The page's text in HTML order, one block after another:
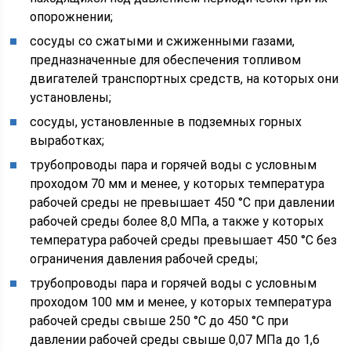
опорожнении;
сосуды со сжатыми и сжиженными газами,
предназначенные для обеспечения топливом
двигателей транспортных средств, на которых они
установлены;
сосуды, установленные в подземных горных
выработках;
трубопроводы пара и горячей воды с условным
проходом 70 мм и менее, у которых температура
рабочей среды не превышает 450 °C при давлении
рабочей среды более 8,0 МПа, а также у которых
температура рабочей среды превышает 450 °C без
ограничения давления рабочей среды;
трубопроводы пара и горячей воды с условным
проходом 100 мм и менее, у которых температура
рабочей среды свыше 250 °C до 450 °C при
давлении рабочей среды свыше 0,07 МПа до 1,6